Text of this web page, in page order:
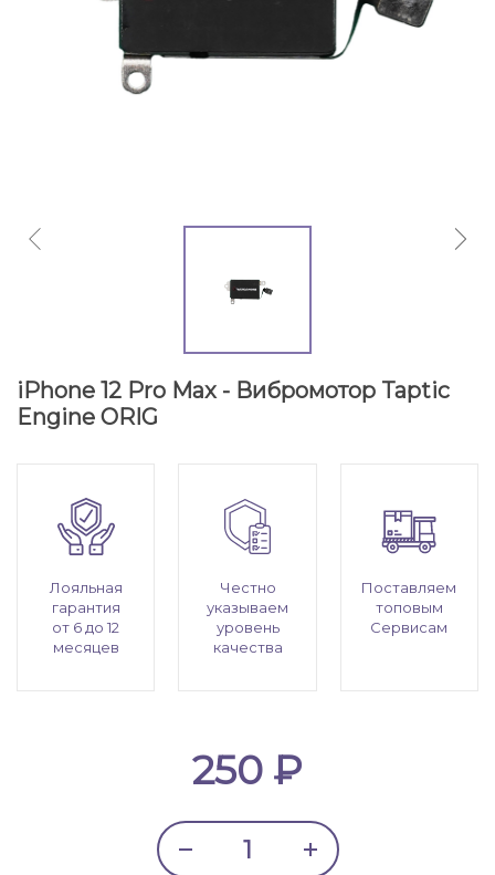
iPhone 12 Pro Max - Вибромотор Taptic
Engine ORIG
Лояльная
гарантия
от 6 до 12
месяцев
Честно
указываем
уровень
качества
Поставляем
топовым
Сервисам
250 ₽